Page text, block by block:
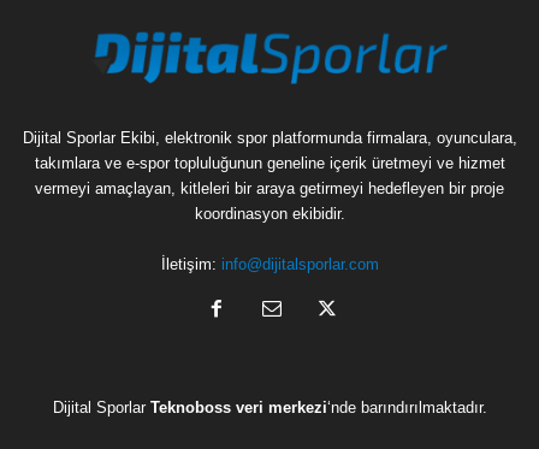
Dijital Sporlar Ekibi, elektronik spor platformunda firmalara, oyunculara,
takımlara ve e-spor topluluğunun geneline içerik üretmeyi ve hizmet
vermeyi amaçlayan, kitleleri bir araya getirmeyi hedefleyen bir proje
koordinasyon ekibidir.
İletişim: info@dijitalsporlar.com
Dijital Sporlar Teknoboss veri merkezi‘nde barındırılmaktadır.